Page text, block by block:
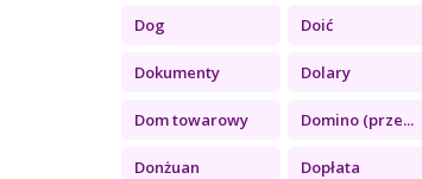
Dog Doić
Dokumenty Dolary
Dom towarowy Domino (prze...
Donżuan Dopłata